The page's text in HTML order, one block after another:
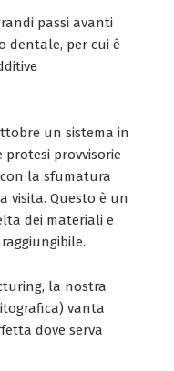
passi avanti
dentale, per cui è
un sistema in
provvisorie
la sfumatura
visita. Questo è un
dei materiali e
la nostra
vanta
dove serva